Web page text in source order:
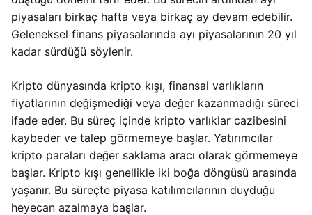
piyasaları birkaç hafta veya birkaç ay devam edebilir.
Geleneksel finans piyasalarında ayı piyasalarının 20 yıl
kadar sürdüğü söylenir.
Kripto dünyasında kripto kışı, finansal varlıkların
fiyatlarının değişmediği veya değer kazanmadığı süreci
ifade eder. Bu süreç içinde kripto varlıklar cazibesini
kaybeder ve talep görmemeye başlar. Yatırımcılar
kripto paraları değer saklama aracı olarak görmemeye
başlar. Kripto kışı genellikle iki boğa döngüsü arasında
yaşanır. Bu süreçte piyasa katılımcılarının duyduğu
heyecan azalmaya başlar.